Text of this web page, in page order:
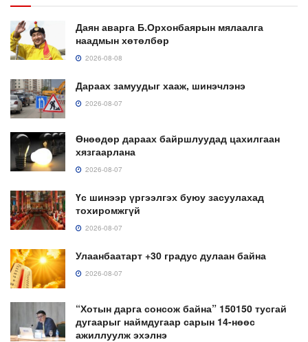
Даян аварга Б.Орхонбаярын мялаалга
наадмын хөтөлбөр
2026-08-08
Дараах замуудыг хааж, шинэчлэнэ
2026-08-07
Өнөөдөр дараах байршлуудад цахилгаан
хязгаарлана
2026-08-07
Үс шинээр үргээлгэх буюу засуулахад
тохиромжгүй
2026-08-07
Улаанбаатарт +30 градус дулаан байна
2026-08-07
“Хотын дарга сонсож байна” 150150 тусгай
дугаарыг наймдугаар сарын 14-нөөс
ажиллуулж эхэлнэ